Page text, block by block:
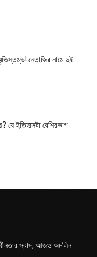
নেতাজির নামে দুই
যে ইতিহাসটা বেশিরভাগ
স্বাদ, আজও অমলিন